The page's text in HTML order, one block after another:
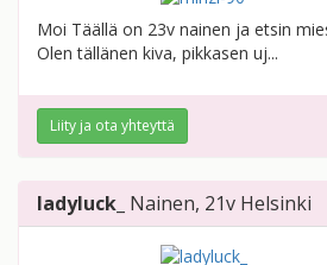
Moi Täällä on 23v nainen ja etsin
Olen tällänen kiva, pikkasen uj...
Liity ja ota yhteyttä
ladyluck_ Nainen, 21v Helsinki